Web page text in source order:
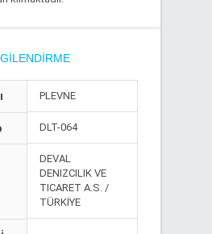
PLEVNE
DLT-064
DEVAL
DENIZCILIK VE
TICARET A.S. /
TÜRKİYE